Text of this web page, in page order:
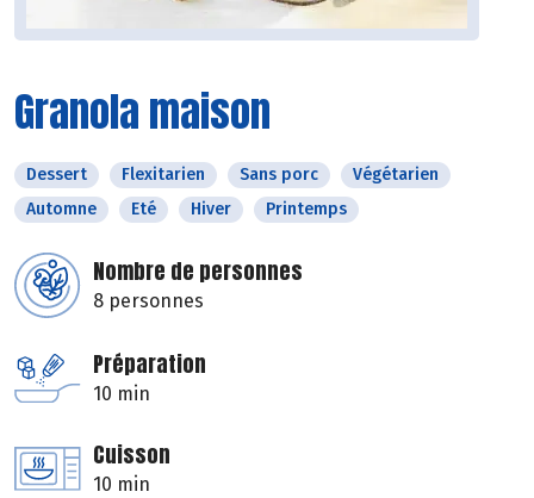
Granola maison
Dessert Flexitarien Sans porc
Végétarien
Automne
Eté Hiver Printemps
Nombre de personnes
8 personnes
Préparation
10 min
Cuisson
10 min